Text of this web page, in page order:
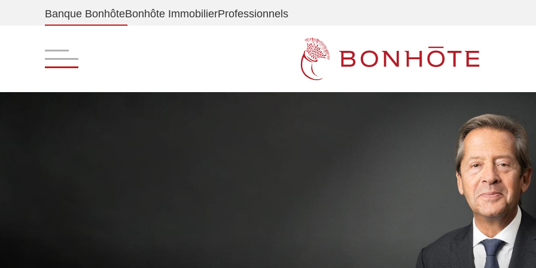
Banque BonhôteBonhôte ImmobilierProfessionnels
Navigation principale